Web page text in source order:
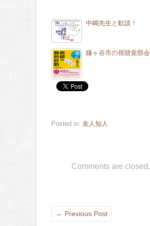
中嶋先生と歓談！
鎌ヶ谷市の視聴覚部会
Posted in: 友人知人
Comments are closed.
← Previous Post